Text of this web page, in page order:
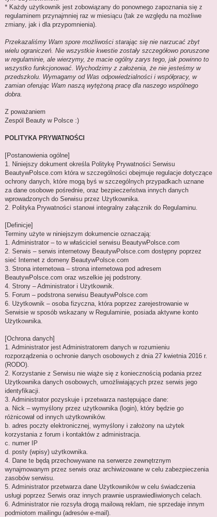
* Każdy użytkownik jest zobowiązany do ponownego zapoznania się z
regulaminem przynajmniej raz w miesiącu (tak ze względu na możliwe
zmiany, jak i dla przypomnienia).
Przekazaliśmy Wam spore możliwości starając się nie narzucać zbyt
wielu ograniczeń. Nie wszystkie kwestie zostały szczegółowo poruszone
w regulaminie, ale wierzymy, że macie ogólny zarys tego, jak powinno to
wszystko funkcjonować. Wychodzimy z założenia, że nie jesteśmy w
przedszkolu. Wymagamy od Was odpowiedzialności i współpracy, w
zamian oferując Wam naszą wytężoną pracę dla naszego wspólnego
dobra.
Z poważaniem
Zespól Beauty w Polsce :)
POLITYKA PRYWATNOŚCI
[Postanowienia ogólne]
1. Niniejszy dokument określa Politykę Prywatności Serwisu
BeautywPolsce.com która w szczególności obejmuje regulacje dotyczące
ochrony danych, które mogą byś w szczególnych przypadkach uznane
za dane osobowe pośrednie, oraz bezpieczeństwa innych danych
wprowadzonych do Serwisu przez Użytkownika.
2. Polityka Prywatności stanowi integralny załącznik do Regulaminu.
[Definicje]
Terminy użyte w niniejszym dokumencie oznaczają:
1. Administrator – to w właściciel serwisu BeautywPolsce.com
2. Serwis – serwis internetowy BeautywPolsce.com dostępny poprzez
sieć Internet z domeny BeautywPolsce.com
3. Strona internetowa – strona internetowa pod adresem
BeautywPolsce.com oraz wszelkie jej podstrony.
4. Strony – Administrator i Użytkownik.
5. Forum – podstrona serwisu BeautywPolsce.com
6. Użytkownik – osoba fizyczna, która poprzez zarejestrowanie w
Serwisie w sposób wskazany w Regulaminie, posiada aktywne konto
Użytkownika.
[Ochrona danych]
1. Administrator jest Administratorem danych w rozumieniu
rozporządzenia o ochronie danych osobowych z dnia 27 kwietnia 2016 r.
(RODO).
2. Korzystanie z Serwisu nie wiąże się z koniecznością podania przez
Użytkownika danych osobowych, umożliwiających przez serwis jego
identyfikacji.
3. Administrator pozyskuje i przetwarza następujące dane:
a. Nick – wymyślony przez użytkownika (login), który będzie go
różnicował od innych użytkowników.
b. adres poczty elektronicznej, wymyślony i założony na użytek
korzystania z forum i kontaktów z administracja.
c. numer IP
d. posty (wpisy) użytkownika.
4. Dane te będą przechowywane na serwerze zewnętrznym
wynajmowanym przez serwis oraz archiwizowane w celu zabezpieczenia
zasobów serwisu.
5. Administrator przetwarza dane Użytkowników w celu świadczenia
usługi poprzez Serwis oraz innych prawnie usprawiedliwionych celach.
6. Administrator nie rozsyła drogą mailową reklam, nie sprzedaje innym
podmiotom mailingu (adresów e-mail).